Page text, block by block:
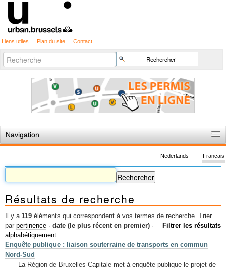
Liens utiles Plan du site Contact
Chercher par
Recherche
avancée…
Navigation
Règles du jeu
Permis d'urbanisme
Cartographie
Etudes et publications
Mots-clés
Renseignements urbanistiques
Français
Nederlands
Résultats de recherche
Il y a 119 éléments qui correspondent à vos termes de recherche.
Filtrer les résultats
Trier
par pertinence · date (le plus récent en premier) ·
alphabétiquement
Enquête publique : liaison souterraine de transports en commun
Nord-Sud
La Région de Bruxelles-Capitale met à enquête publique le projet de